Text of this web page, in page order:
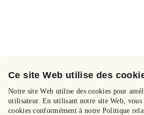
Ce site Web utilise des
Notre site Web utilise des cookies pour
utilisateur. En utilisant notre site Web, vous
cookies conformément à notre Politique